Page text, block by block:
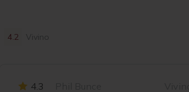
SOMBRILLA
4.2 Vivino
4.3